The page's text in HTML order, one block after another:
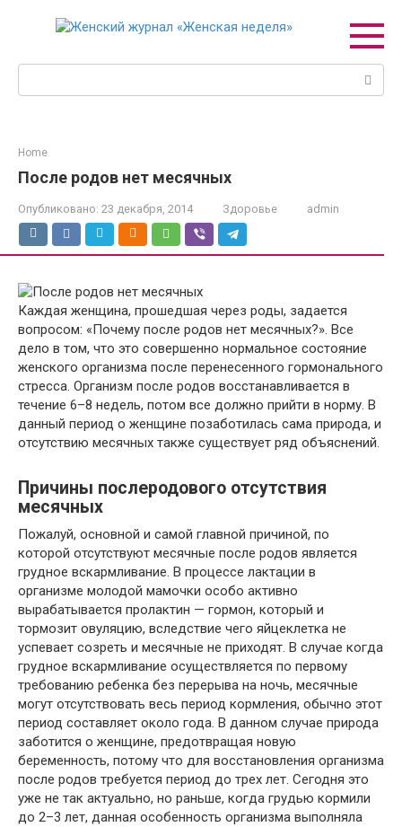
Поиск:
Home
После родов нет месячных
Опубликовано: 23 декабря, 2014 Здоровье admin
Каждая женщина, прошедшая через роды, задается
вопросом: «Почему после родов нет месячных?». Все
дело в том, что это совершенно нормальное состояние
женского организма после перенесенного гормонального
стресса. Организм после родов восстанавливается в
течение 6–8 недель, потом все должно прийти в норму. В
данный период о женщине позаботилась сама природа, и
отсутствию месячных также существует ряд объяснений.
Причины послеродового отсутствия
месячных
Пожалуй, основной и самой главной причиной, по
которой отсутствуют месячные после родов является
грудное вскармливание. В процессе лактации в
организме молодой мамочки особо активно
вырабатывается пролактин — гормон, который и
тормозит овуляцию, вследствие чего яйцеклетка не
успевает созреть и месячные не приходят. В случае когда
грудное вскармливание осуществляется по первому
требованию ребенка без перерыва на ночь, месячные
могут отсутствовать весь период кормления, обычно этот
период составляет около года. В данном случае природа
заботится о женщине, предотвращая новую
беременность, потому что для восстановления организма
после родов требуется период до трех лет. Сегодня это
уже не так актуально, но раньше, когда грудью кормили
до 2–3 лет, данная особенность организма выполняла